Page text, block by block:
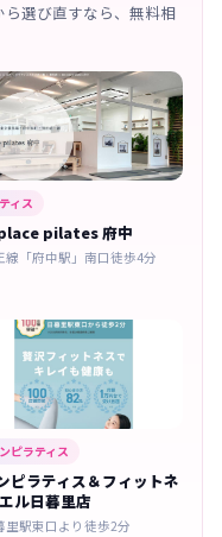
選び直すなら、無料相
ィス
pilates 府中
線「府中駅」南口徒歩4分
ピラティス
ピラティス＆フィットネ
ル日暮里店
里駅東口より徒歩2分